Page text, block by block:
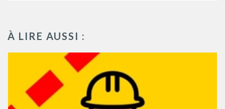
À LIRE AUSSI :